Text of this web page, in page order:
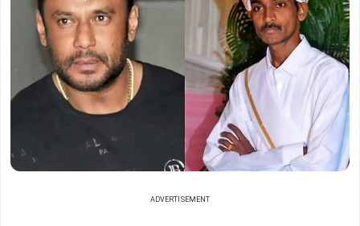
ADVERTISEMENT